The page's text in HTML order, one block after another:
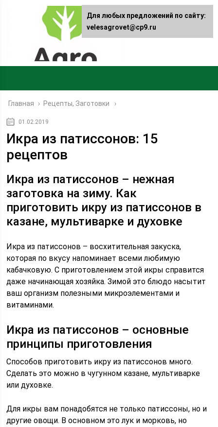
Главная › Рецепты, Заготовки
01.02.2019
Икра из патиссонов: 15
рецептов
Икра из патиссонов – нежная
заготовка на зиму. Как
приготовить икру из патиссонов в
казане, мультиварке и духовке
Икра из патиссонов – восхитительная закуска,
которая по вкусу напоминает всеми любимую
кабачковую. С приготовлением этой икры справится
даже начинающая хозяйка. Зимой это блюдо насытит
ваш организм полезными микроэлементами и
витаминами.
Икра из патиссонов – основные
принципы приготовления
Способов приготовить икру из патиссонов много.
Сделать это можно в чугунном казане, мультиварке
или духовке.
Для икры вам понадобятся не только патиссоны, но и
другие овощи. В основном это лук и морковь, но
Для любых предложений по сайту:
velesagrovet@cp9.ru